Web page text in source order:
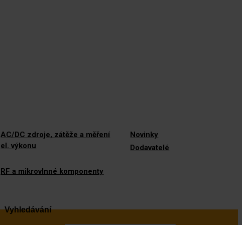
AC/DC zdroje, zátěže a měření
el. výkonu
RF a mikrovlnné komponenty
Novinky
Dodavatelé
Vyhledávání